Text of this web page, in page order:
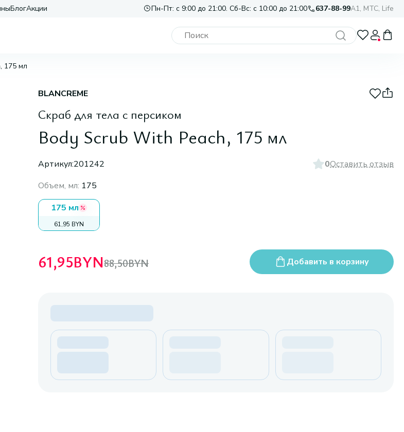
БлогАкции Пн-Пт: с 9:00 до 21:00. Сб-Вс: с 10:00 до 21:00 637-88-99A1, МТС, Life
175 мл
BLANCREME
Скраб для тела с персиком
Body Scrub With Peach, 175 мл
Артикул:201242 0Оставить отзыв
Объем, мл: 175
175 мл
61,95 BYN
61,95BYN88,50BYN Добавить в корзину